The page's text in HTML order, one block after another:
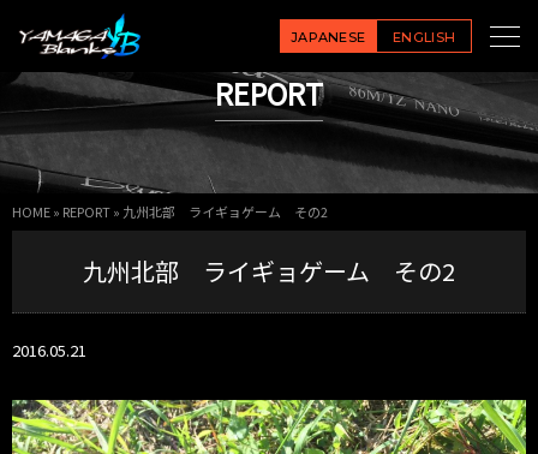
JAPANESE ENGLISH
REPORT
HOME» REPORT» 九州北部 ライギョゲーム その2
九州北部 ライギョゲーム その2
2016.05.21